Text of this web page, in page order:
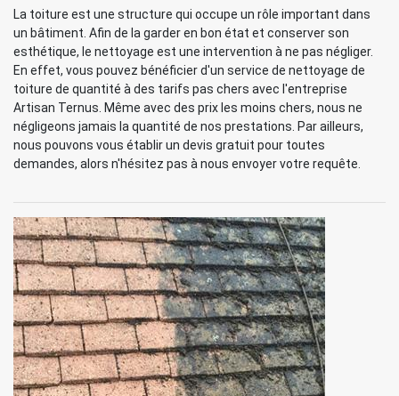
La toiture est une structure qui occupe un rôle important dans
un bâtiment. Afin de la garder en bon état et conserver son
esthétique, le nettoyage est une intervention à ne pas négliger.
En effet, vous pouvez bénéficier d'un service de nettoyage de
toiture de quantité à des tarifs pas chers avec l'entreprise
Artisan Ternus. Même avec des prix les moins chers, nous ne
négligeons jamais la quantité de nos prestations. Par ailleurs,
nous pouvons vous établir un devis gratuit pour toutes
demandes, alors n'hésitez pas à nous envoyer votre requête.